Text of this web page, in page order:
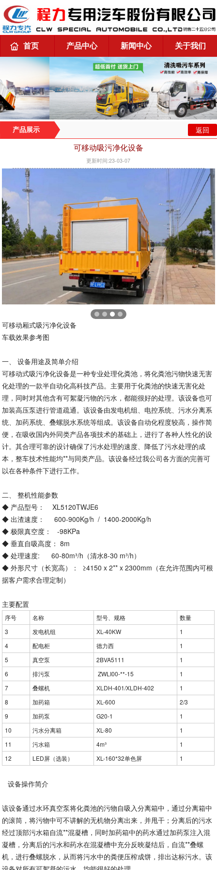
首页 产品中心 新闻中心 关于我们
产品展示 返回
可移动吸污净化设备
更新时间:23-03-07
可移动厢式吸污净化设备
车载效果参考图
一、 设备用途及简单介绍
可移动式吸污净化设备是一种专业处理化粪池，将化粪池污物快速无害
化处理的一款半自动化高科技产品。主要用于化粪池的快速无害化处
理，同时对其他含有可絮凝污物的污水，都能很好的处理。该设备也可
加装高压泵进行管道疏通。该设备由发电机组、电控系统、污水分离系
统、加药系统、叠螺脱水系统等组成。该设备自动化程度较高，操作简
便，在吸收国内外同类产品各项技术的基础上，进行了各种人性化的设
计。其合理可靠的设计确保了污水处理的速度、降低了污水处理的成
本，整车技术性能均**与同类产品。该设备经过我公司各方面的完善可
以在各种条件下进行工作。
二、 整机性能参数
◆ 产品型号： XL5120TWJE6
◆ 出渣速度： 600-900Kg/h / 1400-2000Kg/h
◆ 极限真空度： -98KPa
◆ 垂直自吸高度： 8m
◆ 处理速度: 60-80m³/h（清水8-30 m³/h）
◆ 外形尺寸（长宽高）： ≥4150 x 2** x 2300mm（在允许范围内可根
据客户需求合理定制）
主要配置
序号 名称 型号、规格
数量
3
发电机组 XL-40KW
1
4
配电柜 德力西
1
5
真空泵 2BVA5111
1
6
排污泵 ZWLI00-**-15
1
7
叠螺机 XLDH-401/XLDH-402
1
8
加药箱 XL-600
2/3
9
加药泵 G20-1
1
10
污水分离箱 XL-80
1
11
污水箱 4m³
1
12
LED屏（选装） XL-160*32单色屏 1
设备操作简介
该设备通过水环真空泵将化粪池的污物自吸入分离箱中，通过分离箱中
的滚筒，将污物中可不讲解的无机物分离出来，并甩干；分离后的污水
经过顶部污水箱自流**混凝槽，同时加药箱中的药水通过加药泵注入混
凝槽，分离后的污水和药水在混凝槽中充分反映凝结后，自流**叠螺
机，进行叠螺脱水，从而将污水中的粪便压榨成饼，排出达标污水。该